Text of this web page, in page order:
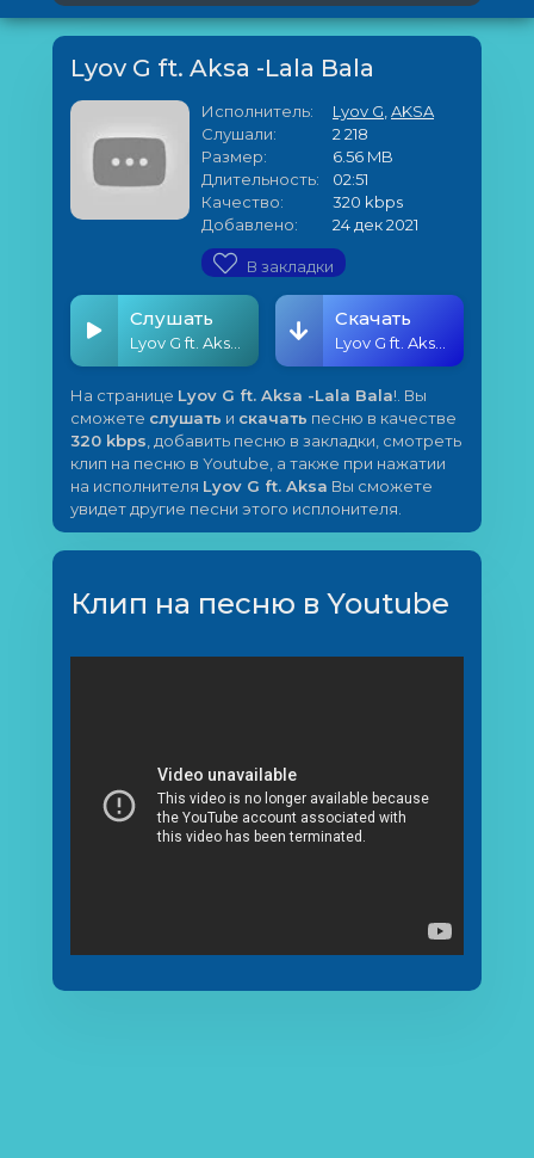
Lyov G ft. Aksa -Lala Bala
Исполнитель: Lyov G AKSA
Слушали:
2 218
Размер:
6.56 MB
Длительность:
02:51
Качество:
320 kbps
Добавлено:
24 дек 2021
В закладки
Слушать Скачать
Lyov G ft. Aksa -Lala Bala
На странице Lyov G ft. Aksa -Lala Bala!. Вы
сможете слушать и скачать песню в качестве
320 kbps , добавить песню в закладки, смотреть
клип на песню в Youtube, а также при нажатии
на исполнителя Lyov G ft. Aksa Вы сможете
увидет другие песни этого исплонителя.
Клип на песню в Youtube